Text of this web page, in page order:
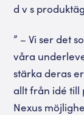
d v s
” – Vi ser det
våra
stärka deras
allt från idé till
Nexus